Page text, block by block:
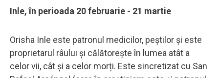
Inle, în perioada 20 februarie - 21 martie
Orisha Inle este patronul medicilor, peștilor și este
proprietarul râului și călătorește în lumea atât a
celor vii, cât și a celor morți. Este sincretizat cu San